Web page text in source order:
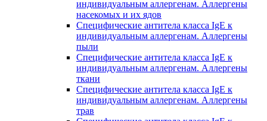
индивидуальным аллергенам. Аллергены
насекомых и их ядов
Специфические антитела класса IgE к
индивидуальным аллергенам. Аллергены
пыли
Специфические антитела класса IgE к
индивидуальным аллергенам. Аллергены
ткани
Специфические антитела класса IgE к
индивидуальным аллергенам. Аллергены
трав